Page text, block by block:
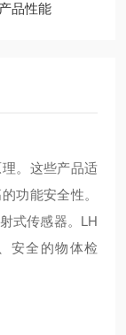
品性能
。这些产品适
功能安全性。
式传感器。 LH
安全的物体检